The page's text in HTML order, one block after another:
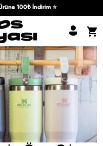
100₺ İndirim ⭐